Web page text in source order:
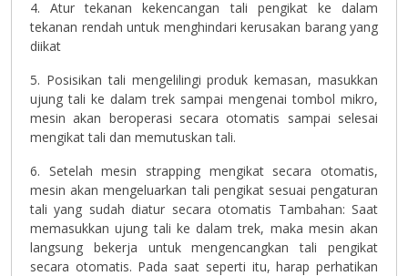
4. Atur tekanan kekencangan tali pengikat ke dalam
tekanan rendah untuk menghindari kerusakan barang yang
diikat
5. Posisikan tali mengelilingi produk kemasan, masukkan
ujung tali ke dalam trek sampai mengenai tombol mikro,
mesin akan beroperasi secara otomatis sampai selesai
mengikat tali dan memutuskan tali.
6. Setelah mesin strapping mengikat secara otomatis,
mesin akan mengeluarkan tali pengikat sesuai pengaturan
tali yang sudah diatur secara otomatis Tambahan: Saat
memasukkan ujung tali ke dalam trek, maka mesin akan
langsung bekerja untuk mengencangkan tali pengikat
secara otomatis. Pada saat seperti itu, harap perhatikan